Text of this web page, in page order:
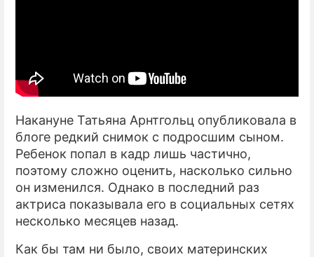
Накануне Татьяна Арнтгольц опубликовала в
блоге редкий снимок с подросшим сыном.
Ребенок попал в кадр лишь частично,
поэтому сложно оценить, насколько сильно
он изменился. Однако в последний раз
актриса показывала его в социальных сетях
несколько месяцев назад.
Как бы там ни было, своих материнских